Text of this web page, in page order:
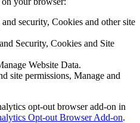
security, Cookies and other site
Security, Cookies and Site
Website Data.
site permissions, Manage and
opt-out browser add-on in
Opt-out Browser Add-on.